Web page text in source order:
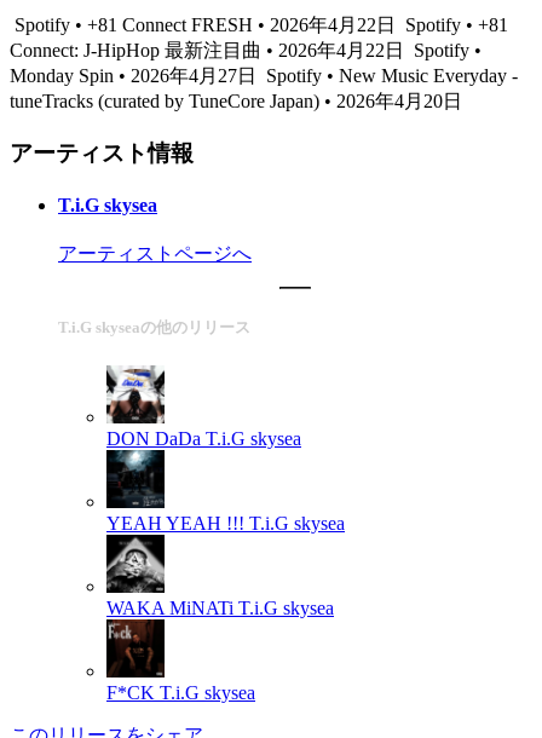
Spotify • +81 Connect FRESH • 2026年4月22日
Spotify • +81
Connect: J-HipHop 最新注目曲 • 2026年4月22日
Spotify •
Monday Spin • 2026年4月27日
Spotify • New Music Everyday -
tuneTracks (curated by TuneCore Japan) • 2026年4月20日
アーティスト情報
T.i.G skysea
アーティストページへ
T.i.G skyseaの他のリリース
DON DaDa T.i.G skysea
YEAH YEAH !!! T.i.G skysea
WAKA MiNATi T.i.G skysea
F*CK T.i.G skysea